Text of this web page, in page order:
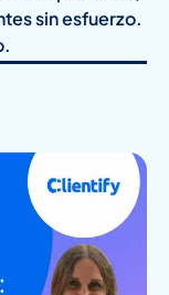
sin esfuerzo.